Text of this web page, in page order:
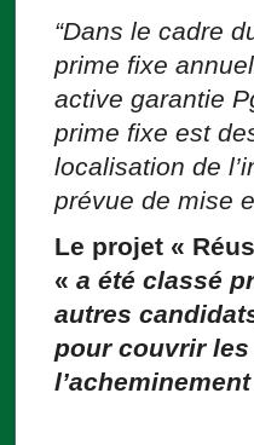
“Dans le cadre
prime fixe
active garantie
prime fixe est
localisation de
prévue de mise
Le projet «
« a été classé
autres
pour couvrir